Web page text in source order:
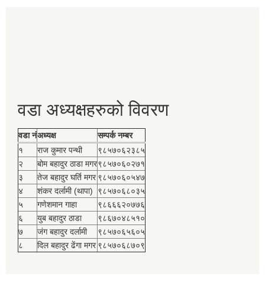
वडा अध्यक्षहरुको विवरण
वडा नंअध्यक्ष
सम्पर्क नम्बर
१
राज कुमार पन्थी
९८५७०६२३८५
२
बोम बहादुर ठाडा मगर९८५७०६०२७१
३
तेज बहादुर घर्ति मगर ९८५७०६०५४७
४
शंकर दर्लामी (थापा)
९८५७०६८०३५
५
गणेशमान गाहा
९८६६६२०७७६
६
युब बहादुर ठाडा
९८६७०४८५१०
७
जंग बहादुर दर्लामी
९८५७०६५६०५
८
दिल बहादुर ढेंगा मगर ९८५७०६८७०९